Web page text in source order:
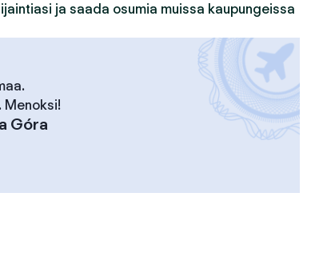
ja saada osumia muissa kaupungeissa
Menoksi!
Góra